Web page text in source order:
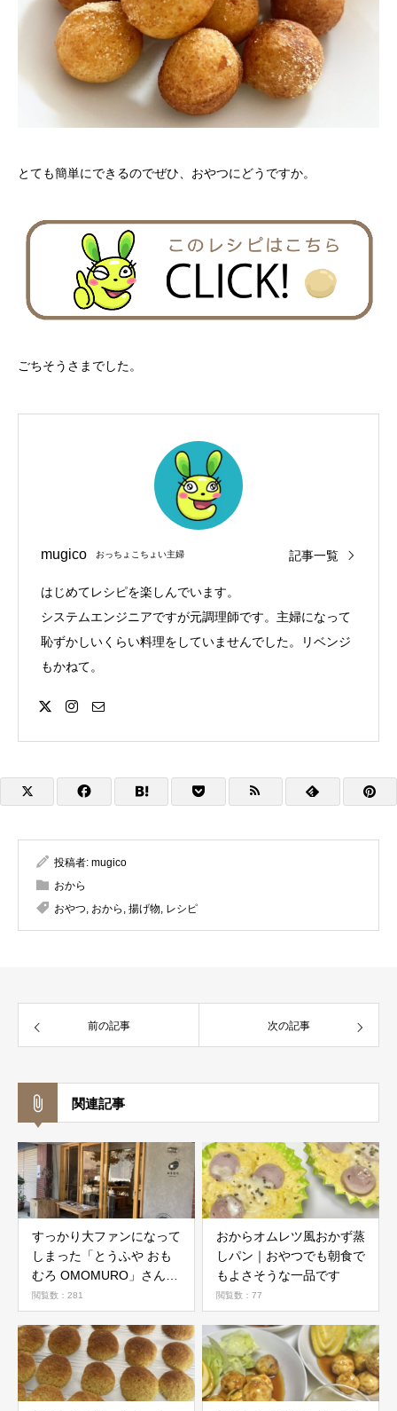
とても簡単にできるのでぜひ、おやつにどうですか。
ごちそうさまでした。
mugico おっちょこちょい主婦 記事一覧
はじめてレシピを楽しんでいます。
システムエンジニアですが元調理師です。主婦になって
恥ずかしいくらい料理をしていませんでした。リベンジ
もかねて。
投稿者: mugico
おから
おやつ, おから , 揚げ物, レシピ
前の記事 次の記事
関連記事
すっかり大ファンになって
しまった「とうふや おも
むろ OMOMURO」さんに
行ってきました
閲覧数：281
おからオムレツ風おかず蒸
しパン｜おやつでも朝食で
もよさそうな一品です
閲覧数：77